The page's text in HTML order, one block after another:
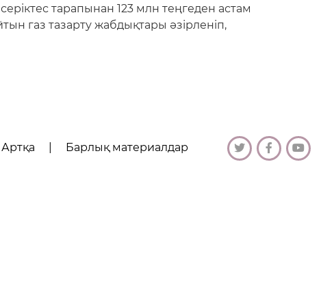
тарапынан 123 млн теңгеден астам
газ тазарту жабдықтары әзірленіп,
Артқа Барлық материалдар